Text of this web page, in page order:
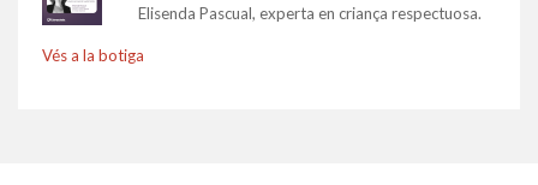
Elisenda Pascual, experta en criança respectuosa.
Vés a la botiga